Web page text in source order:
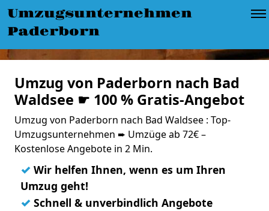
Umzugsunternehmen
Paderborn
Umzug von Paderborn nach Bad
Waldsee ☛ 100 % Gratis-Angebot
Umzug von Paderborn nach Bad Waldsee : Top-
Umzugsunternehmen ➨ Umzüge ab 72€ –
Kostenlose Angebote in 2 Min.
✓ Wir helfen Ihnen, wenn es um Ihren
Umzug geht!
✓ Schnell & unverbindlich Angebote